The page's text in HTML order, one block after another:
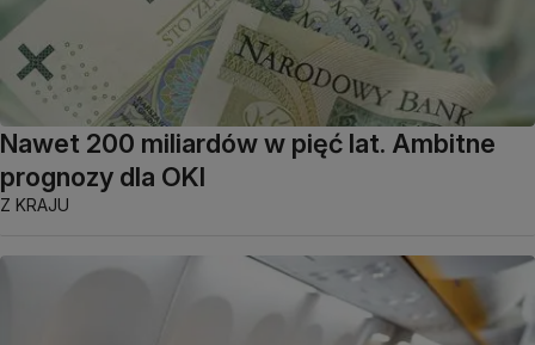
Nawet 200 miliardów w pięć lat. Ambitne
prognozy dla OKI
Z KRAJU